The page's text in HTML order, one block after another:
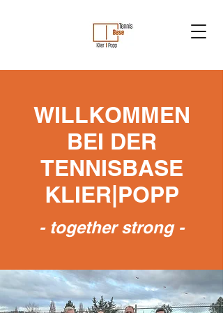
WILLKOMMEN
BEI DER
TENNISBASE
KLIER|POPP
- together strong -